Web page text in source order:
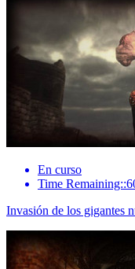
En curso
Time
Invasión de los gigantes